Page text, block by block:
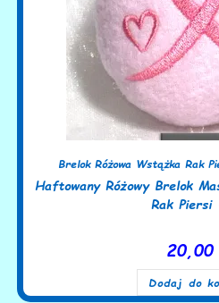
Brelok Różowa Wstążka Rak
Haftowany Różowy Brelok
Rak
20,00
Dodaj do